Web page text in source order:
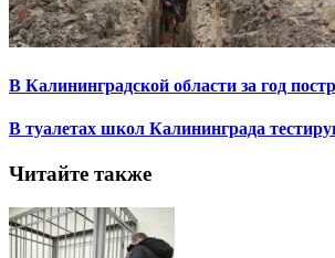
В Калининградской области за год
В туалетах школ Калининграда
Читайте также